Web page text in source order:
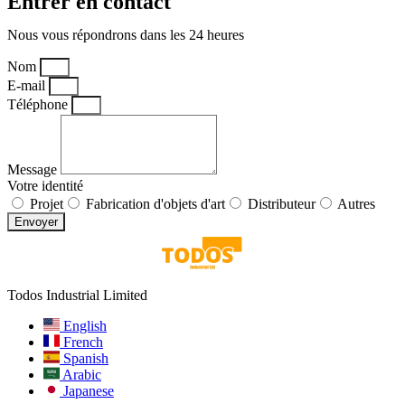
Nous vous répondrons dans les 24 heures
Nom
E-mail
Téléphone
Message
Votre identité
Projet
Fabrication d'objets d'art Distributeur Autres
Envoyer
Todos Industrial Limited
English
French
Spanish
Arabic
Japanese